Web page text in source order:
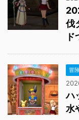
伐
冒
ハ
水